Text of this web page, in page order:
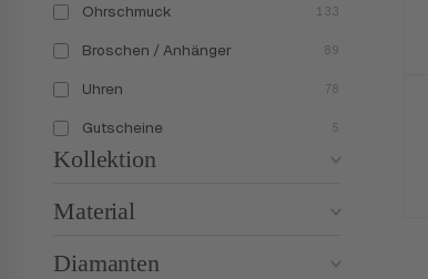
Ohrschmuck 133
Broschen / Anhänger 89
Uhren 78
Gutscheine 5
Kollektion
Material
Diamanten